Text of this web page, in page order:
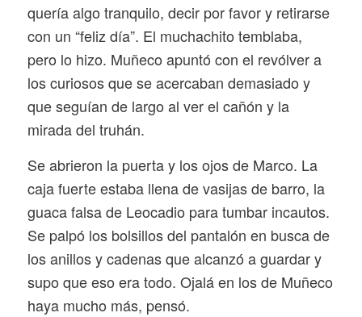
quería algo tranquilo, decir por favor y retirarse
con un “feliz día”. El muchachito temblaba,
pero lo hizo. Muñeco apuntó con el revólver a
los curiosos que se acercaban demasiado y
que seguían de largo al ver el cañón y la
mirada del truhán.
Se abrieron la puerta y los ojos de Marco. La
caja fuerte estaba llena de vasijas de barro, la
guaca falsa de Leocadio para tumbar incautos.
Se palpó los bolsillos del pantalón en busca de
los anillos y cadenas que alcanzó a guardar y
supo que eso era todo. Ojalá en los de Muñeco
haya mucho más, pensó.